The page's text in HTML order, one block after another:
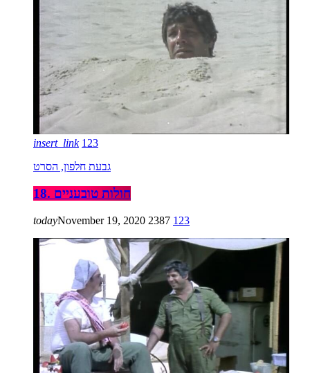
insert_link 123
גבעת חלפון, הסרט
18. חולות טובעניים
todayNovember 19, 2020 2387 123